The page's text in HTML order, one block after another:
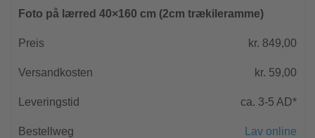
Foto på lærred 40×160 cm (2cm trækileramme)
kr. 849,00
kr. 59,00
ca. 3-5 AD*
Lav online